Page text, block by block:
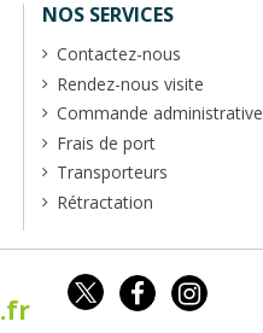
NOS SERVICES
Contactez-nous
Rendez-nous visite
Commande administrative
Frais de port
Transporteurs
Rétractation